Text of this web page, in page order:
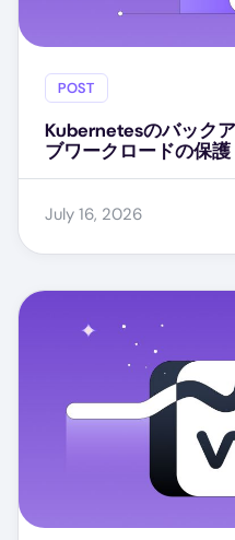
POST
Kubernetesのバック
ブワークロードの保護
July 16, 2026